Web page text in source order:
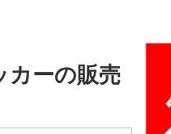
カーの販売